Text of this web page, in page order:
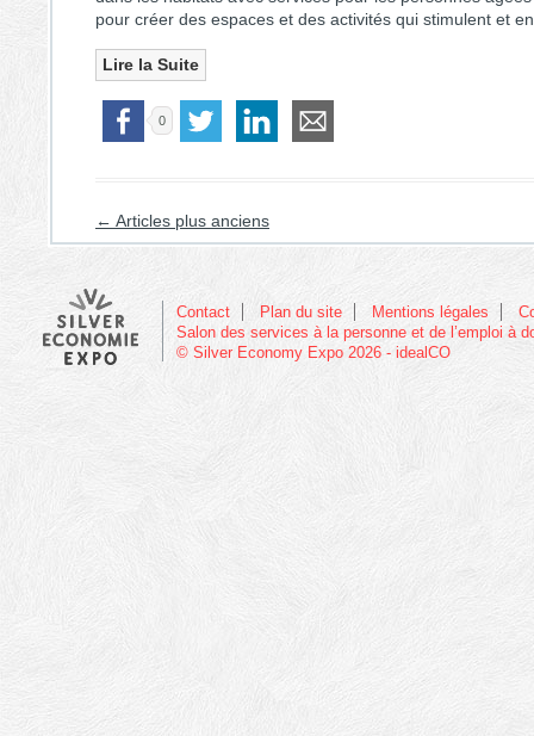
pour créer des espaces et des activités qui stimulent et
Lire la Suite
0
Navigation des articles
← Articles plus anciens
Contact Plan du site Mentions légales
Salon des services à la personne et de l’emploi à
© Silver Economy Expo 2026 - idealCO